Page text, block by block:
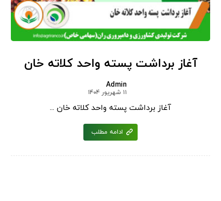
آغاز برداشت پسته واحد کلاته خان
Admin
۱۱ شهریور ۱۴۰۴
آغاز برداشت پسته واحد کلاته خان ...
ادامه مطلب